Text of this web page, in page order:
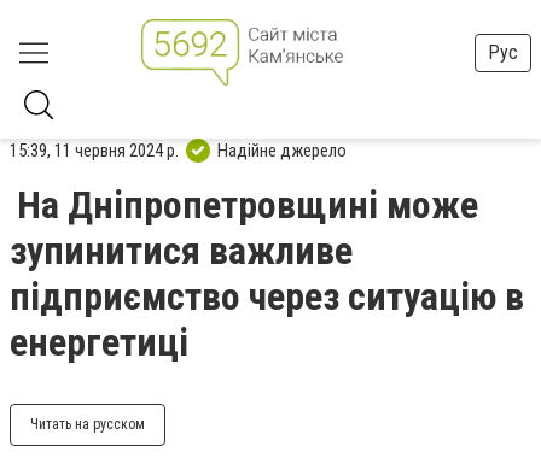
Рус
15:39, 11 червня 2024 р. Надійне джерело
На Дніпропетровщині може
зупинитися важливе
підприємство через ситуацію в
енергетиці
Читать на русском